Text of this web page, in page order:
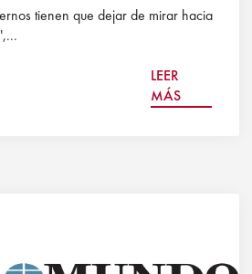
tienen que dejar de mirar hacia
LEER
MÁS